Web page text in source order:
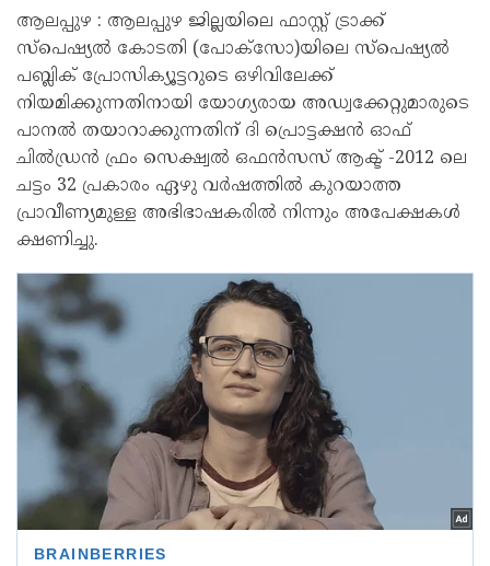
ആലപ്പുഴ : ആലപ്പുഴ ജില്ലയിലെ ഫാസ്റ്റ് ട്രാക്ക്
സ്പെഷ്യൽ കോടതി (പോക്‌സോ)യിലെ സ്പെഷ്യൽ
പബ്ലിക് പ്രോസിക്യൂട്ടറുടെ ഒഴിവിലേക്ക്
നിയമിക്കുന്നതിനായി യോഗ്യരായ അഡ്വക്കേറ്റുമാരുടെ
പാനൽ തയാറാക്കുന്നതിന് ദി പ്രൊട്ടക്ഷൻ ഓഫ്
ചിൽഡ്രൻ ഫ്രം സെക്ഷ്വൽ ഒഫൻസസ് ആക്ട് -2012 ലെ
ചട്ടം 32 പ്രകാരം ഏഴു വർഷത്തിൽ കുറയാത്ത
പ്രാവീണ്യമുള്ള അഭിഭാഷകരിൽ നിന്നും അപേക്ഷകൾ
ക്ഷണിച്ചു.